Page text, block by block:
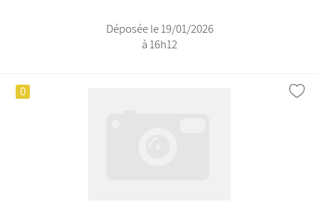
Déposée le 19/01/2026
à 16h12
0